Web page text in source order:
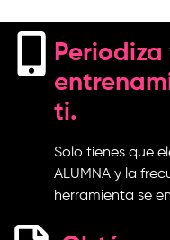
ti.
Solo tienes que
ALUMNA y la
herramienta se